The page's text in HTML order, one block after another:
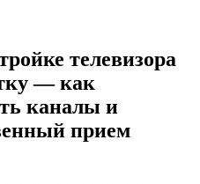
телевизора
— как
каналы и
прием